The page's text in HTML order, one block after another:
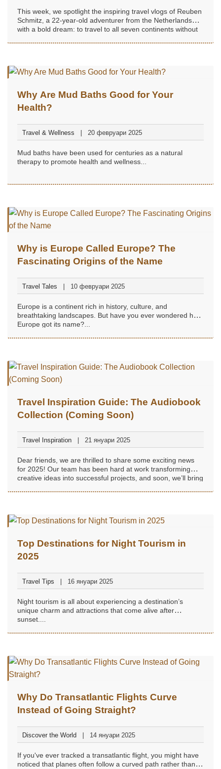
This week, we spotlight the inspiring travel vlogs of Reuben
Schmitz, a 22-year-old adventurer from the Netherlands
with a bold dream: to travel to all seven continents without
Why Are Mud Baths Good for Your
Health?
Travel & Wellness 20 февруари 2025
Mud baths have been used for centuries as a natural
therapy to promote health and wellness...
Why is Europe Called Europe? The
Fascinating Origins of the Name
Travel Tales 10 февруари 2025
Europe is a continent rich in history, culture, and
breathtaking landscapes. But have you ever wondered how
Europe got its name?...
Travel Inspiration Guide: The Audiobook
Collection (Coming Soon)
Travel Inspiration 21 януари 2025
Dear friends, we are thrilled to share some exciting news
for 2025! Our team has been hard at work transforming
creative ideas into successful projects, and soon, we’ll bring
Top Destinations for Night Tourism in
2025
Travel Tips 16 януари 2025
Night tourism is all about experiencing a destination’s
unique charm and attractions that come alive after
sunset....
Why Do Transatlantic Flights Curve
Instead of Going Straight?
Discover the World 14 януари 2025
If you've ever tracked a transatlantic flight, you might have
noticed that planes often follow a curved path rather than